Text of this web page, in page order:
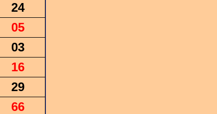
24
05
03
16
29
66